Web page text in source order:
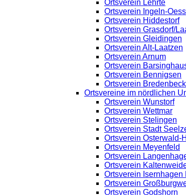
Ortsverein Lehrte
Ortsverein Ingeln-
Ortsverein Hiddestorf
Ortsverein Grasdorf/
Ortsverein Gleidingen
Ortsverein Alt-Laatzen
Ortsverein Arnum
Ortsverein
Ortsverein Bennigsen
Ortsverein Bredenbeck
Ortsvereine im nördlichen
Ortsverein Wunstorf
Ortsverein Wettmar
Ortsverein Stelingen
Ortsverein Stadt
Ortsverein Osterwald-
Ortsverein Meyenfeld
Ortsverein
Ortsverein
Ortsverein Isernhagen
Ortsverein
Ortsverein Godshorn